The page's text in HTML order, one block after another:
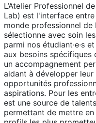
L’Atelier Professionnel
Lab) est l'interface entre
monde professionnel
sélectionne avec soin
parmi nos étudiant·e·s
aux besoins spécifiques
un accompagnement
aidant à développer
opportunités
aspirations. Pour les
est une source de
permettant de mettre